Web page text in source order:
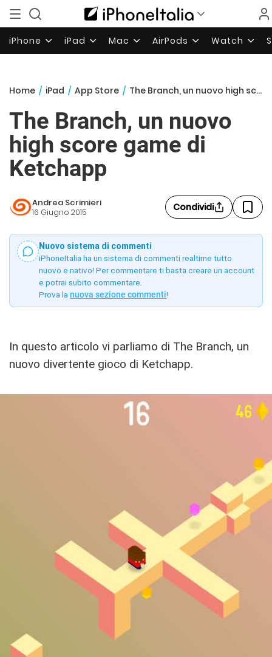
iPhone iPad Mac AirPods Watch
Home / iPad / App Store / The Branch, un nuovo high score game di Ketchapp
The Branch, un nuovo
high score game di
Ketchapp
Andrea Scrimieri
16 Giugno 2015 Condividi
Nuovo sistema di commenti
iPhoneItalia ha un sistema di commenti realtime tutto
nuovo e nativo! Per commentare ti basta creare un account
e potrai subito commentare.
Prova la nuova sezione commenti!
In questo articolo vi parliamo di The Branch, un
nuovo divertente gioco di Ketchapp.